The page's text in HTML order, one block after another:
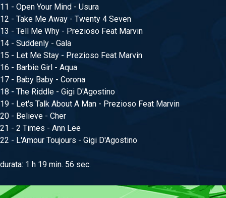
11 - Open Your Mind - Usura
12 - Take Me Away - Twenty 4 Seven
13 - Tell Me Why - Prezioso Feat Marvin
14 - Suddenly - Gala
15 - Let Me Stay - Prezioso Feat Marvin
16 - Barbie Girl - Aqua
17 - Baby Baby - Corona
18 - The Riddle - Gigi D'Agostino
19 - Let's Talk About A Man - Prezioso Feat Marvin
20 - Believe - Cher
21 - 2 Times - Ann Lee
22 - L'Amour Toujours - Gigi D'Agostino
durata: 1 h 19 min. 56 sec.